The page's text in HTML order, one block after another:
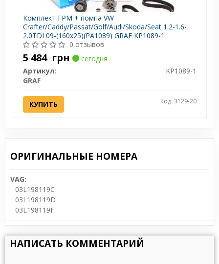
Комплект ГРМ + помпа VW
Crafter/Caddy/Passat/Golf/Audi/Skoda/Seat 1.2-1.6-
2.0TDI 09-(160х25)(PA1089) GRAF KP1089-1
0 отзывов
5 484 грн
сегодня
Артикул:
KP1089-1
GRAF
КУПИТЬ Код: 3129-20
ОРИГИНАЛЬНЫЕ НОМЕРА
VAG:
03L198119C
03L198119D
03L198119F
НАПИСАТЬ КОММЕНТАРИЙ